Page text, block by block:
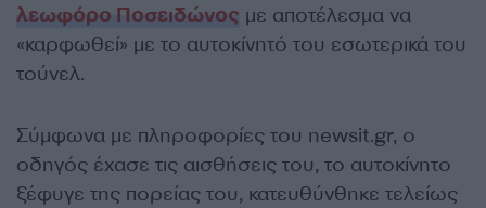
λεωφόρο Ποσειδώνος με αποτέλεσμα να
«καρφωθεί» με το αυτοκίνητό του εσωτερικά του
τούνελ.
Σύμφωνα με πληροφορίες του newsit.gr, ο
οδηγός έχασε τις αισθήσεις του, το αυτοκίνητο
ξέφυγε της πορείας του, κατευθύνθηκε τελείως